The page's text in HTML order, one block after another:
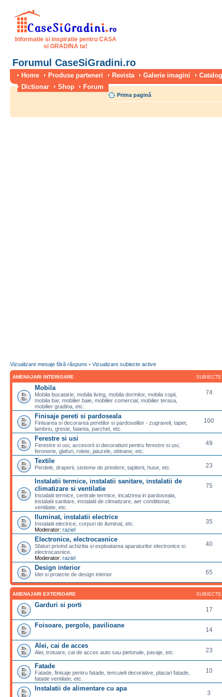
Informatie si inspiratie pentru CASA
si GRADINA ta!
Forumul CaseSiGradini.ro
Home Produse parteneri Revista Galerie imagini
Dictionar
Shop Forum
Prima pagină
Vizualizare mesaje fără răspuns • Vizualizare subiecte active
AMENAJARI INTERIOARE SUBIECTE
Mobila
Mobila bucatarie, mobila living, mobila dormitor, mobila copii,
mobila bar, mobilier baie, mobilier comercial, mobilier terasa,
mobilier gradina, etc.
74
Finisaje pereti si pardoseala
Finisarea si decorarea peretilor si pardoselilor - zugraveli, tapet,
lambriu, gresie, faianta, parchet, etc.
100
Ferestre si usi
Ferestre si usi, accesorii si decoratiuni pentru ferestre si usi,
feronerie, glafuri, rolete, jaluzele, obloane, etc.
49
Textile
Perdele, draperii, sisteme de prindere, tapiterii, huse, etc. 23
Instalatii termice, instalatii sanitare, instalatii de
climatizare si ventilatie
Instalatii termice, centrale termice, incalzirea in pardoseala,
instalatii sanitare, instalatii de climatizare, aer conditionat,
ventilatie, etc.
75
Iluminat, instalatii electrice
Instalatii electrice, corpuri de iluminat, etc.
Moderator: raziel
35
Electronice, electrocasnice
Sfaturi privind achizitia si exploatarea aparaturilor electronice si
electrocasnice.
Moderator: raziel
40
Design interior
Idei si proiecte de design interior 65
AMENAJARI EXTERIOARE SUBIECTE
Garduri si porti
17
Foisoare, pergole, pavilioane
14
Alei, cai de acces
Alei, trotuare, cai de acces auto sau pietonale, pavaje, etc. 23
Fatade
Fatade, finisaje pentru fatade, tencuieli decorative, placari fatade,
fatade ventilate, etc.
10
Instalatii de alimentare cu apa
3